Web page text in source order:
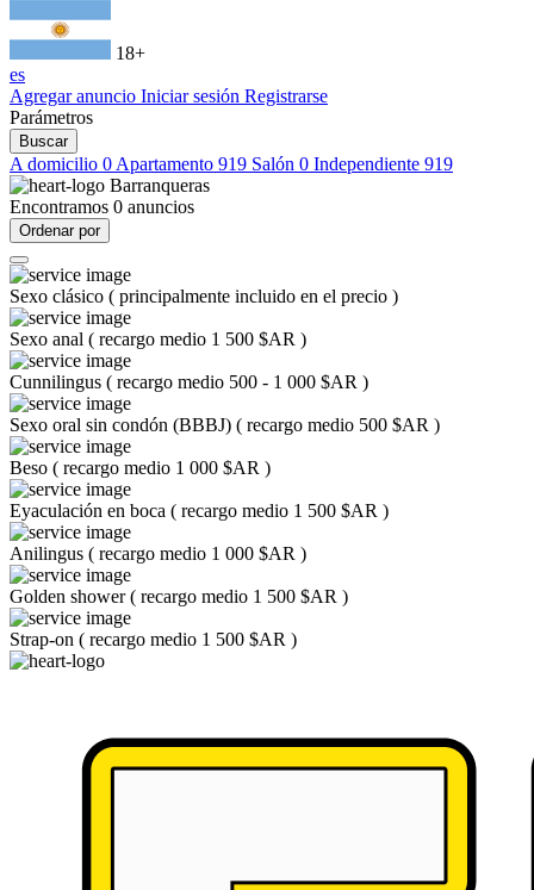
18+
es
Agregar anuncio Iniciar sesión Registrarse
Parámetros
Buscar
A domicilio 0 Apartamento 919 Salón 0 Independiente 919
Barranqueras
Encontramos 0 anuncios
Ordenar por
Sexo clásico ( principalmente incluido en el precio )
Sexo anal ( recargo medio 1 500 $AR )
Cunnilingus ( recargo medio 500 - 1 000 $AR )
Sexo oral sin condón (BBBJ) ( recargo medio 500 $AR )
Beso ( recargo medio 1 000 $AR )
Eyaculación en boca ( recargo medio 1 500 $AR )
Anilingus ( recargo medio 1 000 $AR )
Golden shower( recargo medio 1 500 $AR )
Strap-on ( recargo medio 1 500 $AR )